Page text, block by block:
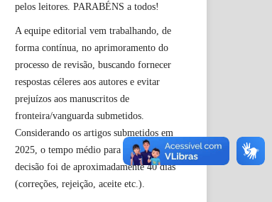
pelos leitores. PARABÉNS a todos!
A equipe editorial vem trabalhando, de
forma contínua, no aprimoramento do
processo de revisão, buscando fornecer
respostas céleres aos autores e evitar
prejuízos aos manuscritos de
fronteira/vanguarda submetidos.
Considerando os artigos submetidos em
2025, o tempo médio para a primeira
decisão foi de aproximadamente 40 dias
(correções, rejeição, aceite etc.).